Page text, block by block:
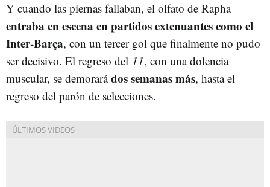
Y cuando las piernas fallaban, el olfato de Rapha
entraba en escena en partidos extenuantes como el
Inter-Barça, con un tercer gol que finalmente no pudo
ser decisivo. El regreso del 11, con una dolencia
muscular, se demorarádos semanas más, hasta el
regreso del parón de selecciones.